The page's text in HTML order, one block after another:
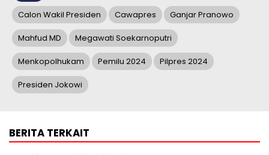
Calon Wakil Presiden Cawapres Ganjar Pranowo
Mahfud MD Megawati Soekarnoputri
Menkopolhukam Pemilu 2024 Pilpres 2024
Presiden Jokowi
BERITA TERKAIT